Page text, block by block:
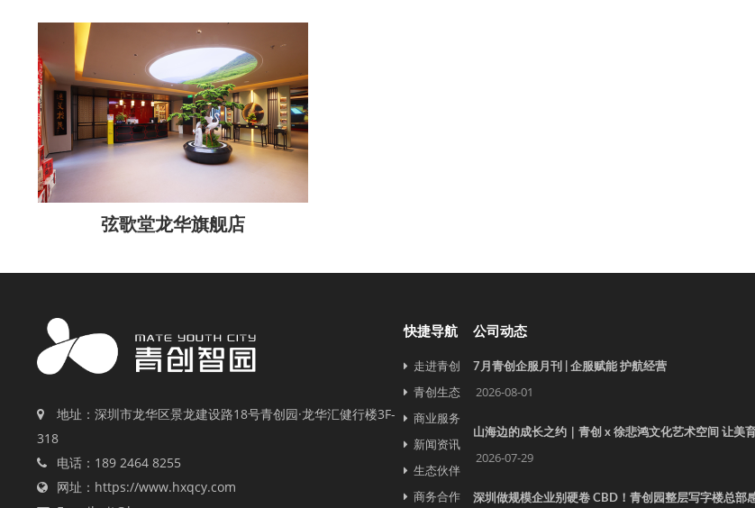
弦歌堂龙华旗舰店
地址：深圳市龙华区景龙建设路18号青创园·龙华汇健行楼3F-
318
电话：189 2464 8255
网址：https://www.hxqcy.com
快捷导航
走进青创
青创生态
商业服务
新闻资讯
生态伙伴
商务合作
公司动态
7月青创企服月刊 | 企服赋能 护航经营
2026-08-01
2026-07-29